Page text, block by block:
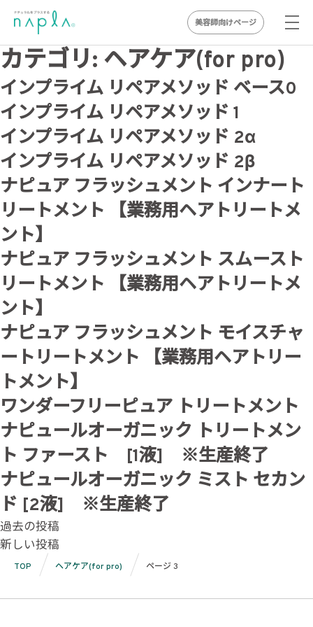
Skip
to
content
美容師向けページ
カテゴリ: ヘアケア(for pro)
インプライム リペアメソッド ベース0
インプライム リペアメソッド 1
インプライム リペアメソッド 2α
インプライム リペアメソッド 2β
ナピュア フラッシュメント インナート
リートメント 【業務用ヘアトリートメ
ント】
ナピュア フラッシュメント スムースト
リートメント 【業務用ヘアトリートメ
ント】
ナピュア フラッシュメント モイスチャ
ートリートメント 【業務用ヘアトリー
トメント】
ワンダーフリーピュア トリートメント
ナピュールオーガニック トリートメン
ト ファースト [1液] ※生産終了
ナピュールオーガニック ミスト セカン
ド [2液] ※生産終了
投
稿
ビ
過去の投稿
新しい投稿
TOP ヘアケア(for pro) ページ 3